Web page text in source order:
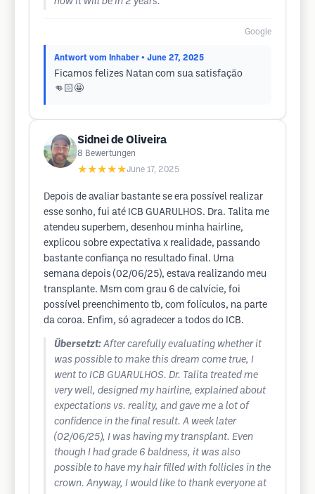
Google
Antwort vom Inhaber • June 27, 2025
Ficamos felizes Natan com sua satisfação
👊🏻🤩
Sidnei de Oliveira
8 Bewertungen
★★★★★June 17, 2025
Depois de avaliar bastante se era possível realizar
esse sonho, fui até ICB GUARULHOS. Dra. Talita me
atendeu superbem, desenhou minha hairline,
explicou sobre expectativa x realidade, passando
bastante confiança no resultado final. Uma
semana depois (02/06/25), estava realizando meu
transplante. Msm com grau 6 de calvície, foi
possível preenchimento tb, com folículos, na parte
da coroa. Enfim, só agradecer a todos do ICB.
Übersetzt: After carefully evaluating whether it
was possible to make this dream come true, I
went to ICB GUARULHOS. Dr. Talita treated me
very well, designed my hairline, explained about
expectations vs. reality, and gave me a lot of
confidence in the final result. A week later
(02/06/25), I was having my transplant. Even
though I had grade 6 baldness, it was also
possible to have my hair filled with follicles in the
crown. Anyway, I would like to thank everyone at